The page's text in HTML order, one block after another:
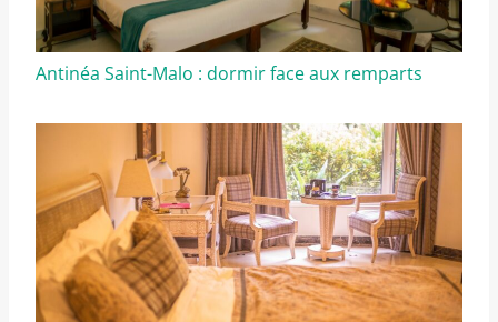
Antinéa Saint-Malo : dormir face aux remparts